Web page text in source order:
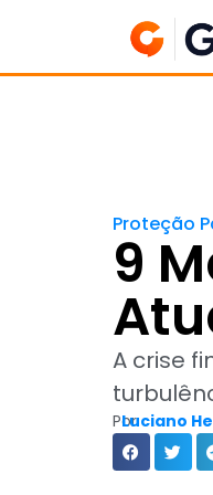
Isso
tiverem
longos
Quando
prazo.
Embora
podem
Em vez